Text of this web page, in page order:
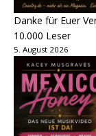
Danke für Euer
10.000 Leser
5. August 2026